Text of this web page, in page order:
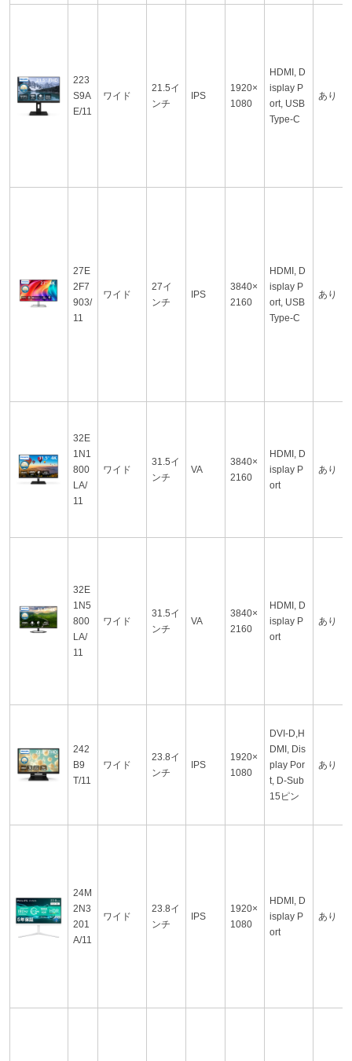
223
S9A
E/11
ワイド
21.5イ
ンチ
IPS
1920×
1080
HDMI, D
isplay P
ort, USB
Type-C
あり
27E
2F7
903/
11
ワイド
27イ
ンチ
IPS
3840×
2160
HDMI, D
isplay P
ort, USB
Type-C
あり
32E
1N1
800
LA/
11
ワイド
31.5イ
ンチ
VA
3840×
2160
HDMI, D
isplay P
ort
あり
32E
1N5
800
LA/
11
ワイド
31.5イ
ンチ
VA
3840×
2160
HDMI, D
isplay P
ort
あり
242
B9
T/11
ワイド
23.8イ
ンチ
IPS
1920×
1080
DVI-D,H
DMI, Dis
play Por
t, D-Sub
15ピン
あり
24M
2N3
201
A/11
ワイド
23.8イ
ンチ
IPS
1920×
1080
HDMI, D
isplay P
ort
あり